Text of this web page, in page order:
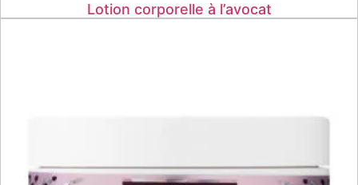
Lotion corporelle à l’avocat